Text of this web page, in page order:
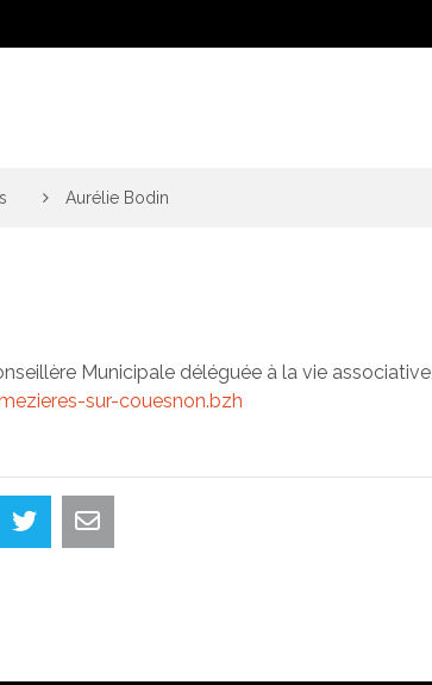
Aurélie Bodin
Municipale déléguée à la vie
sur-couesnon.bzh